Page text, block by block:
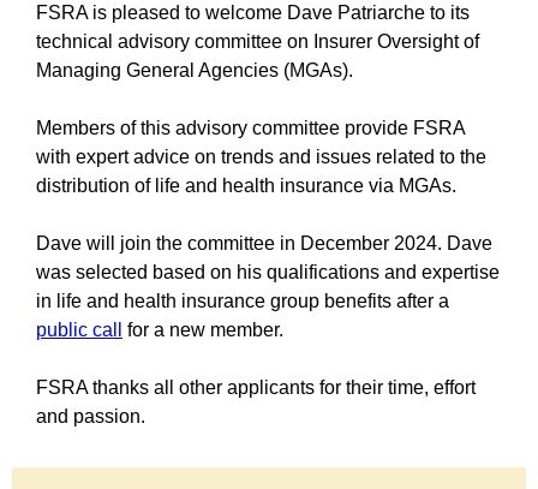
FSRA is pleased to welcome Dave Patriarche to its
technical advisory committee on Insurer Oversight of
Managing General Agencies (MGAs).
Members of this advisory committee provide FSRA
with expert advice on trends and issues related to the
distribution of life and health insurance via MGAs.
Dave will join the committee in December 2024. Dave
was selected based on his qualifications and expertise
in life and health insurance group benefits after a
public call
for a new member.
FSRA thanks all other applicants for their time, effort
and passion.